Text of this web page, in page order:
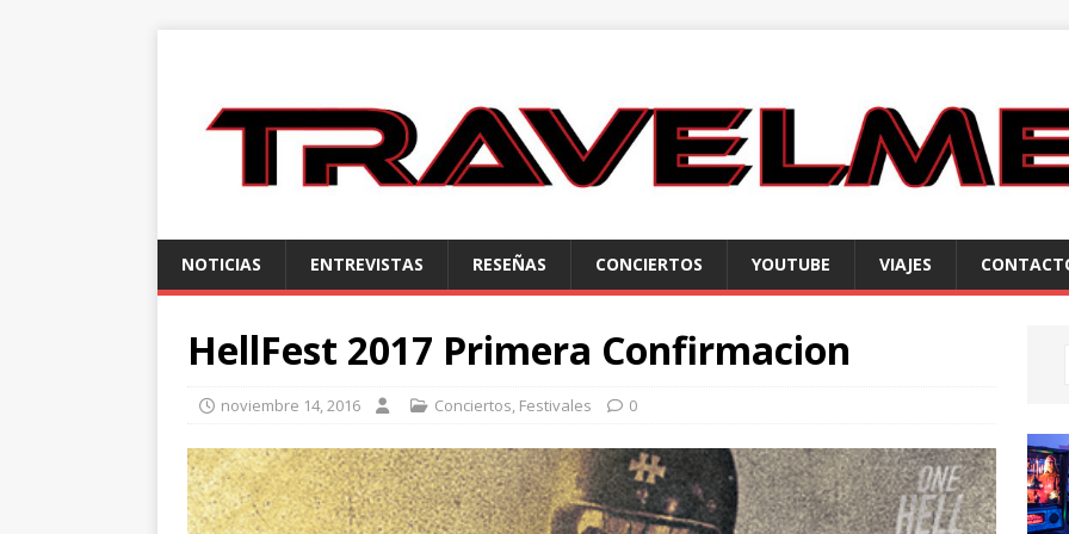
NOTICIAS ENTREVISTAS RESEÑAS CONCIERTOS YOUTUBE VIAJES
HellFest 2017 Primera Confirmacion
noviembre 14, 2016 Conciertos, Festivales 0